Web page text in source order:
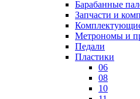
Барабанные
Запчасти и
Метрономы и
Педали
Пластики
06
08
10